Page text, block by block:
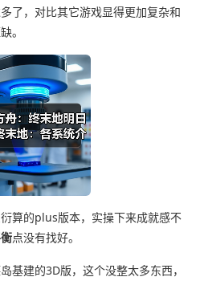
了，对比其它游戏显得更加复杂和
。
算的plus版本，实操下来成就感不
点没有找好。
基建的3D版，这个没整太多东西，